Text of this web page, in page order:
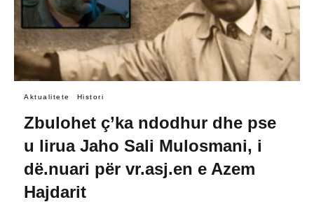
Aktualitete Histori
Zbulohet ç’ka ndodhur dhe pse
u lirua Jaho Sali Mulosmani, i
dë.nuari për vr.asj.en e Azem
Hajdarit